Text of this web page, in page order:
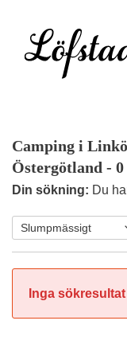
Camping i
Östergötland -
Din sökning: Du
Inga